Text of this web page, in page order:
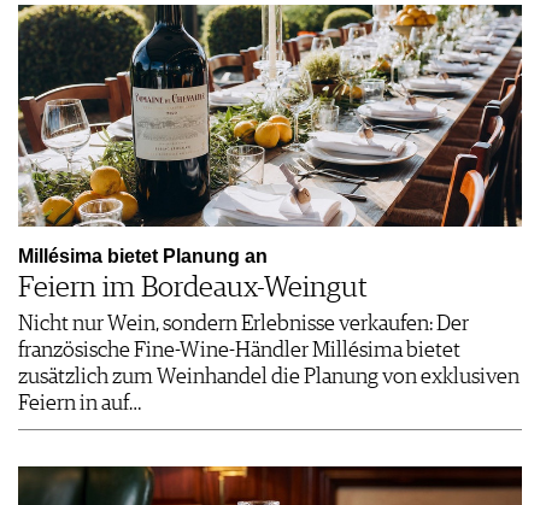
Millésima bietet Planung an
Feiern im Bordeaux-Weingut
Nicht nur Wein, sondern Erlebnisse verkaufen: Der
französische Fine-Wine-Händler Millésima bietet
zusätzlich zum Weinhandel die Planung von exklusiven
Feiern in auf…